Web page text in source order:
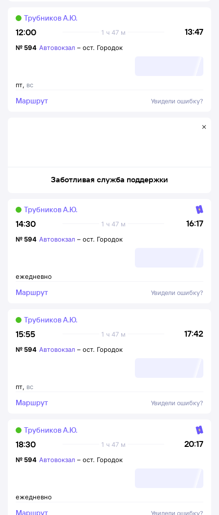
12:00 13:47
1 ч 47 м
Трубников А.Ю.
пт, вс
№ 594 Автовокзал – ост. Городок
Маршрут Увидели ошибку?
Заботливая служба поддержки
14:30 16:17
1 ч 47 м
Трубников А.Ю.
ежедневно
№ 594 Автовокзал – ост. Городок
Маршрут Увидели ошибку?
15:55 17:42
1 ч 47 м
Трубников А.Ю.
пт, вс
№ 594 Автовокзал – ост. Городок
Маршрут Увидели ошибку?
18:30 20:17
1 ч 47 м
Трубников А.Ю.
ежедневно
№ 594 Автовокзал – ост. Городок
Маршрут Увидели ошибку?